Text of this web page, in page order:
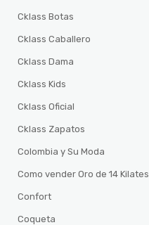
Cklass Botas
Cklass Caballero
Cklass Dama
Cklass Kids
Cklass Oficial
Cklass Zapatos
Colombia y Su Moda
Como vender Oro de 14 Kilates
Confort
Coqueta